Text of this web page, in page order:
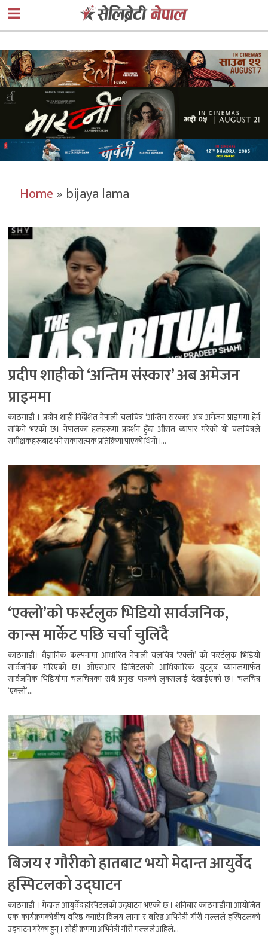
Home» bijaya lama
प्रदीप शाहीको ‘अन्तिम संस्कार’ अब अमेजन
प्राइममा
काठमाडौं । प्रदीप शाही निर्देशित नेपाली चलचित्र ‘अन्तिम संस्कार’ अब अमेजन प्राइममा हेर्न
सकिने भएको छ। नेपालका हलहरूमा प्रदर्शन हुँदा औसत व्यापार गरेको यो चलचित्रले
समीक्षकहरूबाट भने सकारात्मक प्रतिक्रिया पाएको थियो।...
‘एक्लो’को फर्स्टलुक भिडियो सार्वजनिक,
कान्स मार्केट पछि चर्चा चुलिँदै
काठमाडौं। वैज्ञानिक कल्पनामा आधारित नेपाली चलचित्र ‘एक्लो’ को फर्स्टलुक भिडियो
सार्वजनिक गरिएको छ। ओएसआर डिजिटलको आधिकारिक युट्युब च्यानलमार्फत
सार्वजनिक भिडियोमा चलचित्रका सबै प्रमुख पात्रको लुक्सलाई देखाईएको छ। चलचित्र
‘एक्लो’...
बिजय र गौरीको हातबाट भयो मेदान्त आयुर्वेद
हस्पिटलको उद्घाटन
काठमाडौं । मेदान्त आयुर्वेद हस्पिटलको उद्घाटन भएको छ । शनिबार काठमाडौंमा आयोजित
एक कार्यक्रमकोबीच वरिष्ठ क्याप्टेन विजय लामा र बरिष्ठ अभिनेत्री गौरी मल्लले हस्पिटलको
उद्घाटन गरेका हुन् । सोही क्रममा अभिनेत्री गौरी मल्लले अहिले...